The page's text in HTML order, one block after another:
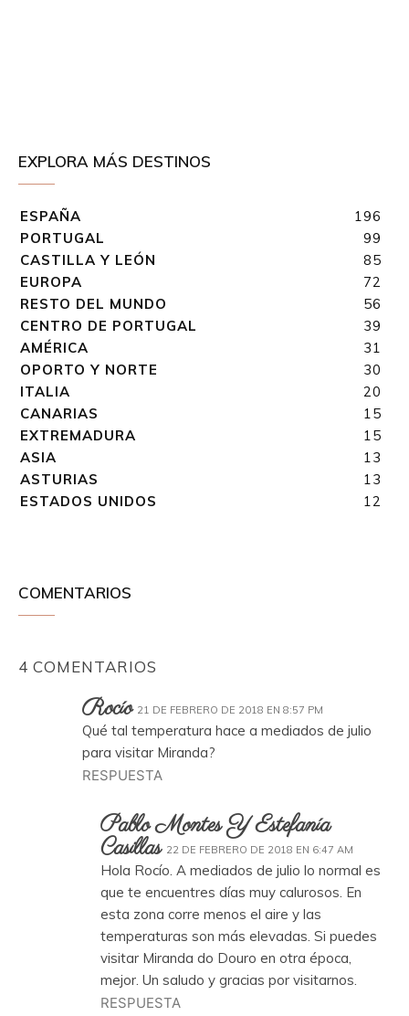
EXPLORA MÁS DESTINOS
ESPAÑA
196
PORTUGAL
99
CASTILLA Y LEÓN
85
EUROPA
72
RESTO DEL MUNDO
56
CENTRO DE PORTUGAL
39
AMÉRICA
31
OPORTO Y NORTE
30
ITALIA
20
CANARIAS
15
EXTREMADURA
15
ASIA
13
ASTURIAS
13
ESTADOS UNIDOS
12
COMENTARIOS
4 COMENTARIOS
Rocío 21 DE FEBRERO DE 2018 EN 8:57 PM
Qué tal temperatura hace a mediados de julio
para visitar Miranda?
RESPUESTA
Pablo Montes Y Estefanía
Casillas 22 DE FEBRERO DE 2018 EN 6:47 AM
Hola Rocío. A mediados de julio lo normal es
que te encuentres días muy calurosos. En
esta zona corre menos el aire y las
temperaturas son más elevadas. Si puedes
visitar Miranda do Douro en otra época,
mejor. Un saludo y gracias por visitarnos.
RESPUESTA